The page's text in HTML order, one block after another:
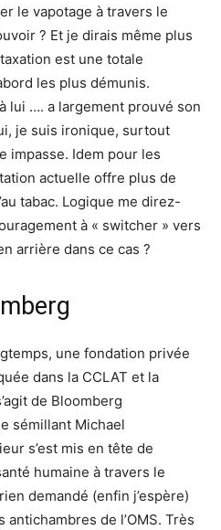
le vapotage à travers le
? Et je dirais même plus
est une totale
les plus démunis.
lui …. a largement prouvé son
je suis ironique, surtout
impasse. Idem pour les
actuelle offre plus de
tabac. Logique me direz-
à « switcher » vers
arrière dans ce cas ?
une fondation privée
dans la CCLAT et la
de Bloomberg
sémillant Michael
s’est mis en tête de
humaine à travers le
demandé (enfin j’espère)
de l’OMS. Très